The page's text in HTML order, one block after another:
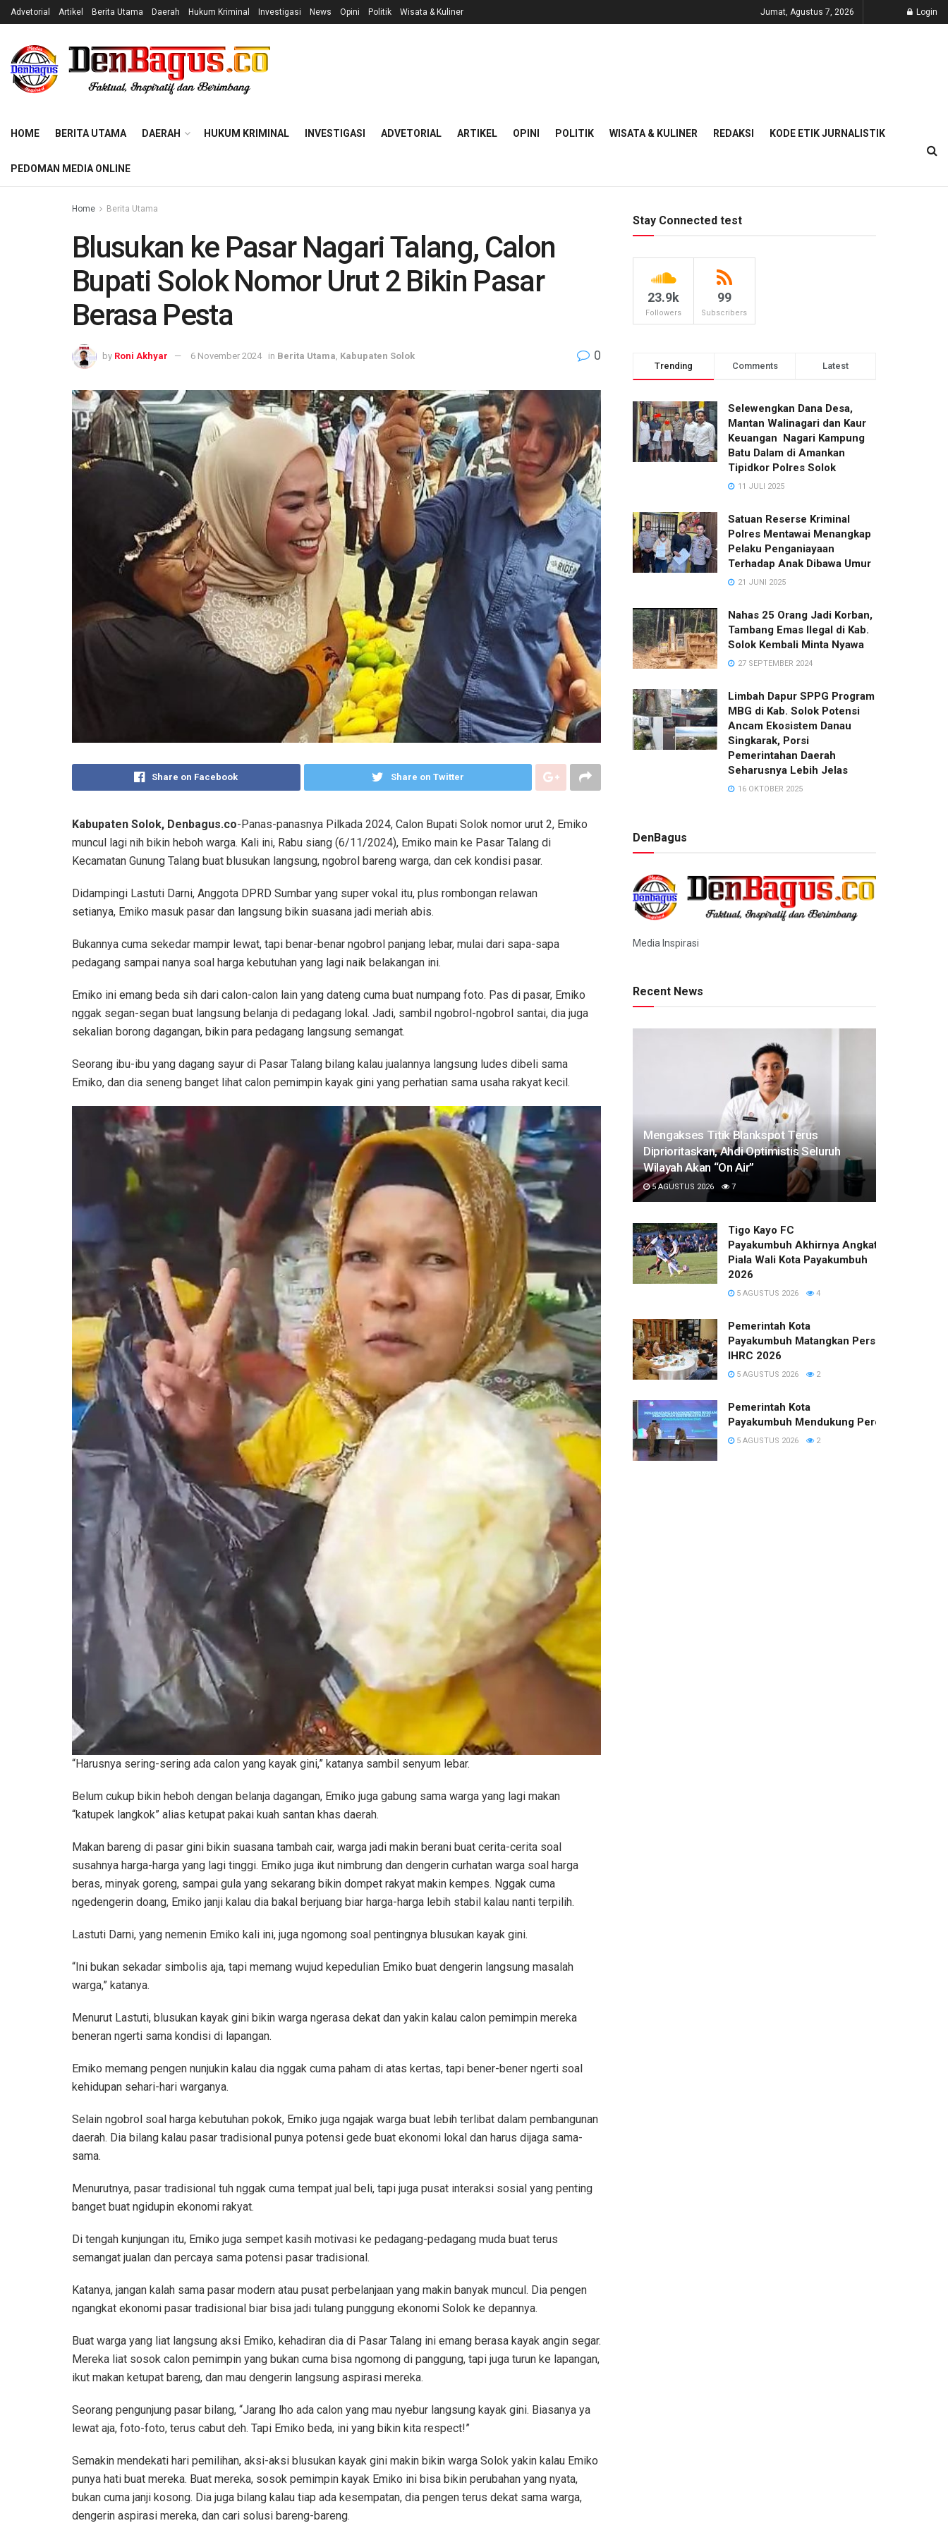
Advetorial Artikel Berita Utama Daerah Hukum Kriminal Investigasi News Opini Politik Wisata & Kuliner Jumat, Agustus 7, 2026 Login
HOME BERITA UTAMA DAERAH HUKUM KRIMINAL INVESTIGASI ADVETORIAL ARTIKEL OPINI POLITIK WISATA & KULINER REDAKSI KODE ETIK JURNALISTIK
PEDOMAN MEDIA ONLINE
Home Berita Utama
Blusukan ke Pasar Nagari Talang, Calon
Bupati Solok Nomor Urut 2 Bikin Pasar
Berasa Pesta
by Roni Akhyar 6 November 2024 in Berita Utama Kabupaten Solok 0
Share on Facebook Share on Twitter
Kabupaten Solok, Denbagus.co-Panas-panasnya Pilkada 2024, Calon Bupati Solok nomor urut 2, Emiko
muncul lagi nih bikin heboh warga. Kali ini, Rabu siang (6/11/2024), Emiko main ke Pasar Talang di
Kecamatan Gunung Talang buat blusukan langsung, ngobrol bareng warga, dan cek kondisi pasar.
Didampingi Lastuti Darni, Anggota DPRD Sumbar yang super vokal itu, plus rombongan relawan
setianya, Emiko masuk pasar dan langsung bikin suasana jadi meriah abis.
Bukannya cuma sekedar mampir lewat, tapi benar-benar ngobrol panjang lebar, mulai dari sapa-sapa
pedagang sampai nanya soal harga kebutuhan yang lagi naik belakangan ini.
Emiko ini emang beda sih dari calon-calon lain yang dateng cuma buat numpang foto. Pas di pasar, Emiko
nggak segan-segan buat langsung belanja di pedagang lokal. Jadi, sambil ngobrol-ngobrol santai, dia juga
sekalian borong dagangan, bikin para pedagang langsung semangat.
Seorang ibu-ibu yang dagang sayur di Pasar Talang bilang kalau jualannya langsung ludes dibeli sama
Emiko, dan dia seneng banget lihat calon pemimpin kayak gini yang perhatian sama usaha rakyat kecil.
“Harusnya sering-sering ada calon yang kayak gini,” katanya sambil senyum lebar.
Belum cukup bikin heboh dengan belanja dagangan, Emiko juga gabung sama warga yang lagi makan
“katupek langkok” alias ketupat pakai kuah santan khas daerah.
Makan bareng di pasar gini bikin suasana tambah cair, warga jadi makin berani buat cerita-cerita soal
susahnya harga-harga yang lagi tinggi. Emiko juga ikut nimbrung dan dengerin curhatan warga soal harga
beras, minyak goreng, sampai gula yang sekarang bikin dompet rakyat makin kempes. Nggak cuma
ngedengerin doang, Emiko janji kalau dia bakal berjuang biar harga-harga lebih stabil kalau nanti terpilih.
Lastuti Darni, yang nemenin Emiko kali ini, juga ngomong soal pentingnya blusukan kayak gini.
“Ini bukan sekadar simbolis aja, tapi memang wujud kepedulian Emiko buat dengerin langsung masalah
warga,” katanya.
Menurut Lastuti, blusukan kayak gini bikin warga ngerasa dekat dan yakin kalau calon pemimpin mereka
beneran ngerti sama kondisi di lapangan.
Emiko memang pengen nunjukin kalau dia nggak cuma paham di atas kertas, tapi bener-bener ngerti soal
kehidupan sehari-hari warganya.
Selain ngobrol soal harga kebutuhan pokok, Emiko juga ngajak warga buat lebih terlibat dalam pembangunan
daerah. Dia bilang kalau pasar tradisional punya potensi gede buat ekonomi lokal dan harus dijaga sama-
sama.
Menurutnya, pasar tradisional tuh nggak cuma tempat jual beli, tapi juga pusat interaksi sosial yang penting
banget buat ngidupin ekonomi rakyat.
Di tengah kunjungan itu, Emiko juga sempet kasih motivasi ke pedagang-pedagang muda buat terus
semangat jualan dan percaya sama potensi pasar tradisional.
Katanya, jangan kalah sama pasar modern atau pusat perbelanjaan yang makin banyak muncul. Dia pengen
ngangkat ekonomi pasar tradisional biar bisa jadi tulang punggung ekonomi Solok ke depannya.
Buat warga yang liat langsung aksi Emiko, kehadiran dia di Pasar Talang ini emang berasa kayak angin segar.
Mereka liat sosok calon pemimpin yang bukan cuma bisa ngomong di panggung, tapi juga turun ke lapangan,
ikut makan ketupat bareng, dan mau dengerin langsung aspirasi mereka.
Seorang pengunjung pasar bilang, “Jarang lho ada calon yang mau nyebur langsung kayak gini. Biasanya ya
lewat aja, foto-foto, terus cabut deh. Tapi Emiko beda, ini yang bikin kita respect!”
Semakin mendekati hari pemilihan, aksi-aksi blusukan kayak gini makin bikin warga Solok yakin kalau Emiko
punya hati buat mereka. Buat mereka, sosok pemimpin kayak Emiko ini bisa bikin perubahan yang nyata,
bukan cuma janji kosong. Dia juga bilang kalau tiap ada kesempatan, dia pengen terus dekat sama warga,
dengerin aspirasi mereka, dan cari solusi bareng-bareng.
Stay Connected test
23.9k
Followers
99
Subscribers
Trending Comments Latest
Selewengkan Dana Desa,
Mantan Walinagari dan Kaur
Keuangan Nagari Kampung
Batu Dalam di Amankan
Tipidkor Polres Solok
11 JULI 2025
Satuan Reserse Kriminal
Polres Mentawai Menangkap
Pelaku Penganiayaan
Terhadap Anak Dibawa Umur
21 JUNI 2025
Nahas 25 Orang Jadi Korban,
Tambang Emas Ilegal di Kab.
Solok Kembali Minta Nyawa
27 SEPTEMBER 2024
Limbah Dapur SPPG Program
MBG di Kab. Solok Potensi
Ancam Ekosistem Danau
Singkarak, Porsi
Pemerintahan Daerah
Seharusnya Lebih Jelas
16 OKTOBER 2025
DenBagus
Media Inspirasi
Recent News
Mengakses Titik Blankspot Terus
Diprioritaskan, Ahdi Optimistis Seluruh
Wilayah Akan “On Air”
5 AGUSTUS 2026 7
Tigo Kayo FC
Payakumbuh Akhirnya Angkat Trofi
Piala Wali Kota Payakumbuh
2026
5 AGUSTUS 2026 4
Pemerintah Kota
Payakumbuh Matangkan Persiapan
IHRC 2026
5 AGUSTUS 2026 2
Pemerintah Kota
Payakumbuh Mendukung Percepatan
5 AGUSTUS 2026 2